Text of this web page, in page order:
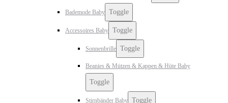
Bademode Baby Toggle
Accessoires Baby Toggle
Sonnenbrille Toggle
Beanies & Mützen & Kappen & Hüte Baby
Toggle
Stirnbänder Baby Toggle